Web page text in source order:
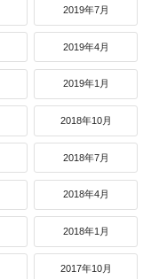
2019年7月
2019年4月
2019年1月
2018年10月
2018年7月
2018年4月
2018年1月
2017年10月